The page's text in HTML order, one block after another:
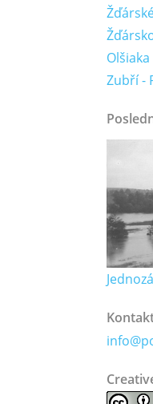
Olšiaka
Zubří -